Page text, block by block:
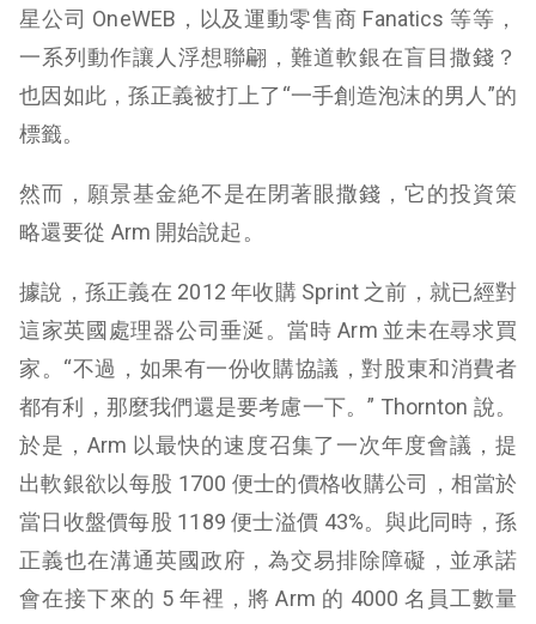
星公司 OneWEB，以及運動零售商 Fanatics 等等，
一系列動作讓人浮想聯翩，難道軟銀在盲目撒錢？
也因如此，孫正義被打上了“一手創造泡沫的男人”的
標籤。
然而，願景基金絶不是在閉著眼撒錢，它的投資策
略還要從 Arm 開始說起。
據說，孫正義在 2012 年收購 Sprint 之前，就已經對
這家英國處理器公司垂涎。當時 Arm 並未在尋求買
家。“不過，如果有一份收購協議，對股東和消費者
都有利，那麼我們還是要考慮一下。” Thornton 說。
於是，Arm 以最快的速度召集了一次年度會議，提
出軟銀欲以每股 1700 便士的價格收購公司，相當於
當日收盤價每股 1189 便士溢價 43%。與此同時，孫
正義也在溝通英國政府，為交易排除障礙，並承諾
會在接下來的 5 年裡，將 Arm 的 4000 名員工數量